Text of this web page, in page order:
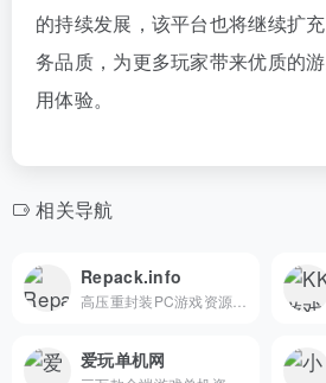
的持续发展，该平台也将继续扩
务品质，为更多玩家带来优质的
用体验。
相关导航
Repack.info
爱玩单机网